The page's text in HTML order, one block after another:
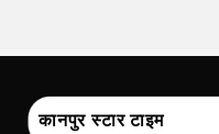
कानपुर स्टार टाइम